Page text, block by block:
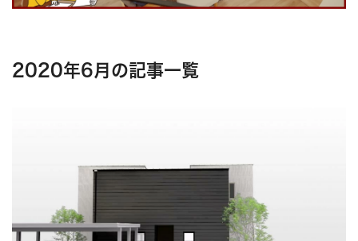
2020年6月の記事一覧